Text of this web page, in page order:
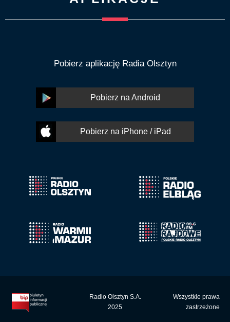
Pobierz aplikację Radia Olsztyn
Pobierz na Android
Pobierz na iPhone / iPad
Radio Olsztyn S.A.
2025
Wszystkie prawa
zastrzeżone